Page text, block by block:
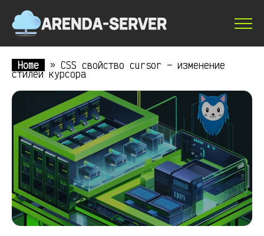
Home » CSS свойство cursor — изменение
стилей курсора